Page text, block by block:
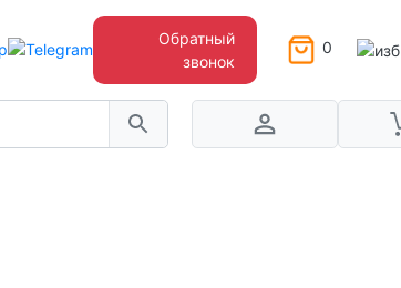
0
Обратный
звонок